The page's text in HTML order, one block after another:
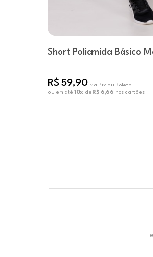
Short Poliamida Básico
R$ 59,90 via Pix ou Boleto
ou em até 10x de R$ 6,66 nos cartões